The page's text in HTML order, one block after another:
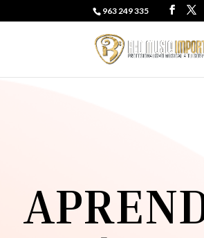
963 249 335